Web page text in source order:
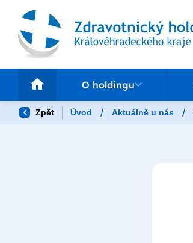
O holdingu
Zpět Úvod / Aktuálně u nás /